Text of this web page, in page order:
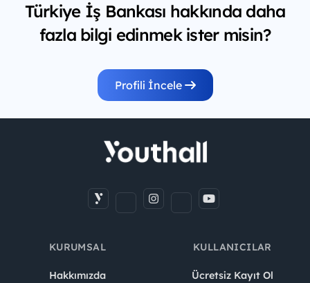
Türkiye İş Bankası hakkında daha
fazla bilgi edinmek ister misin?
Profili İncele
KURUMSAL
Hakkımızda
KULLANICILAR
Ücretsiz Kayıt Ol